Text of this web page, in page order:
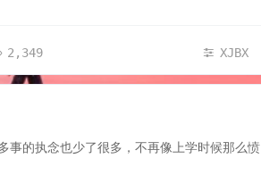
XJBX
2,349
事的执念也少了很多，不再像上学时候那么愤